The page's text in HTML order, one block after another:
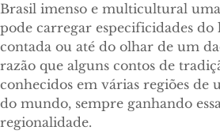
Brasil imenso e multicultural
pode carregar especificidades do
contada ou até do olhar de um
razão que alguns contos de
conhecidos em várias regiões de
do mundo, sempre ganhando
regionalidade.